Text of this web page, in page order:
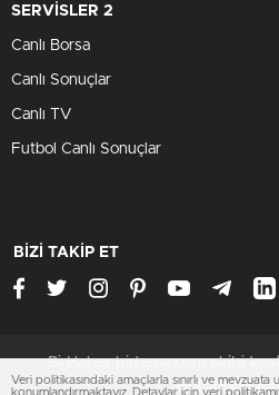
SERVİSLER 2
Canlı Borsa
Canlı Sonuçlar
Canlı TV
Futbol Canlı Sonuçlar
BİZİ TAKİP ET
BirHaber birtema.com ekibi
wordpress
Veri politikasındaki amaçlarla sınırlı ve
konumlandırmaktayız. Detaylar için veri